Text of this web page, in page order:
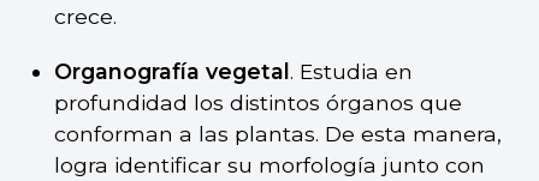
crece.
Organografía vegetal. Estudia en
profundidad los distintos órganos que
conforman a las plantas. De esta manera,
logra identificar su morfología junto con